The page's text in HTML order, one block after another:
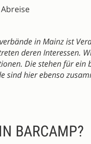
in Mainz ist
deren Interessen.
Die stehen für ein
sind hier ebenso
BARCAMP?